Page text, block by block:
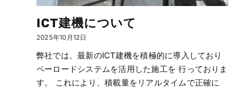
ICT建機について
2025年10月12日
弊社では、最新のICT建機を積極的に導入しており
ペーロードシステムを活用した施工を 行っておりま
す。 これにより、積載量をリアルタイムで正確に